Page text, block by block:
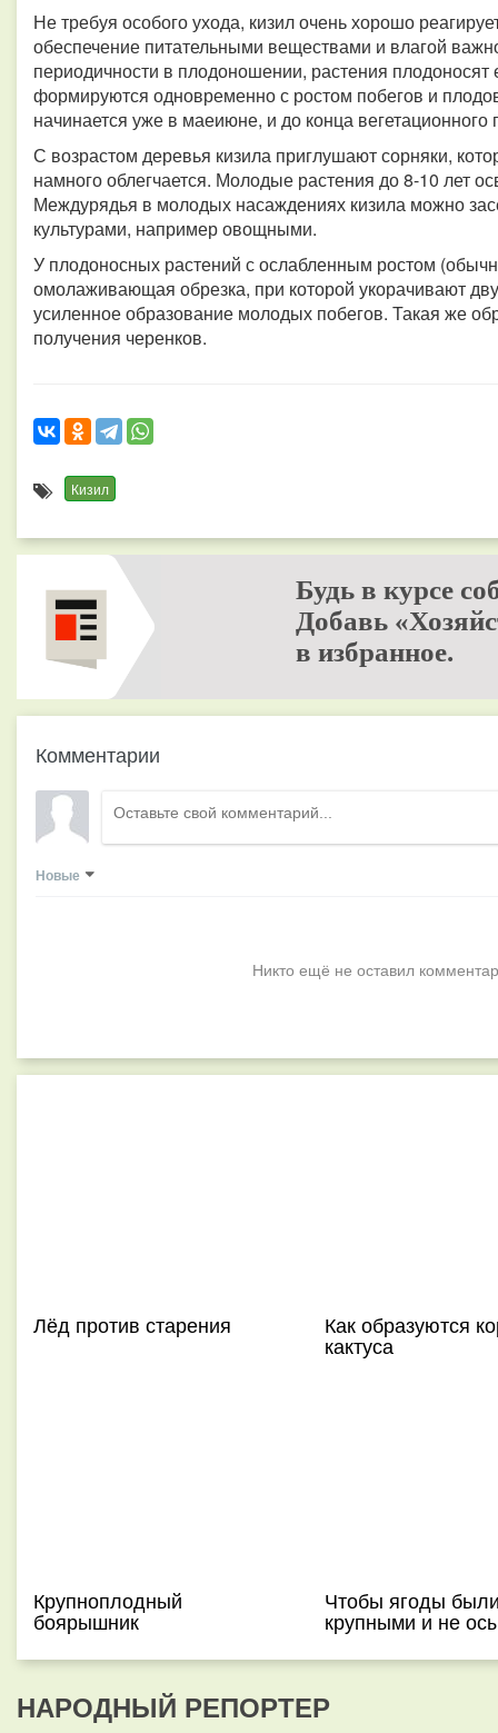
Не требуя особого ухода, кизил очень хорошо
обеспечение питательными веществами и влагой
периодичности в плодоношении, растения
формируются одновременно с ростом побегов и
начинается уже в маеиюне, и до конца
С возрастом деревья кизила приглушают сорняки,
намного облегчается. Молодые растения до 8-10 лет
Междурядья в молодых насаждениях кизила можно
культурами, например овощными.
У плодоносных растений с ослабленным ростом
омолаживающая обрезка, при которой укорачивают
усиленное образование молодых побегов. Такая же
получения черенков.
Кизил
Будь в курсе
Добавь
в избранное.
Комментарии
Новые
Никто ещё не оставил
Лёд против старения Как образуются
кактуса
Крупноплодный
боярышник
Чтобы ягоды
крупными и не
НАРОДНЫЙ РЕПОРТЕР